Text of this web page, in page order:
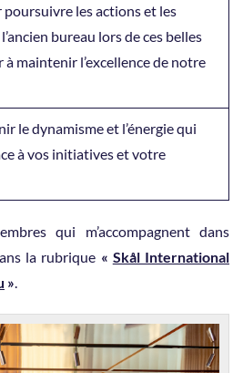
poursuivre les actions et les
bureau lors de ces belles
à maintenir l’excellence de notre
le dynamisme et l’énergie qui
à vos initiatives et votre
qui m’accompagnent dans
la rubrique « Skål International
»